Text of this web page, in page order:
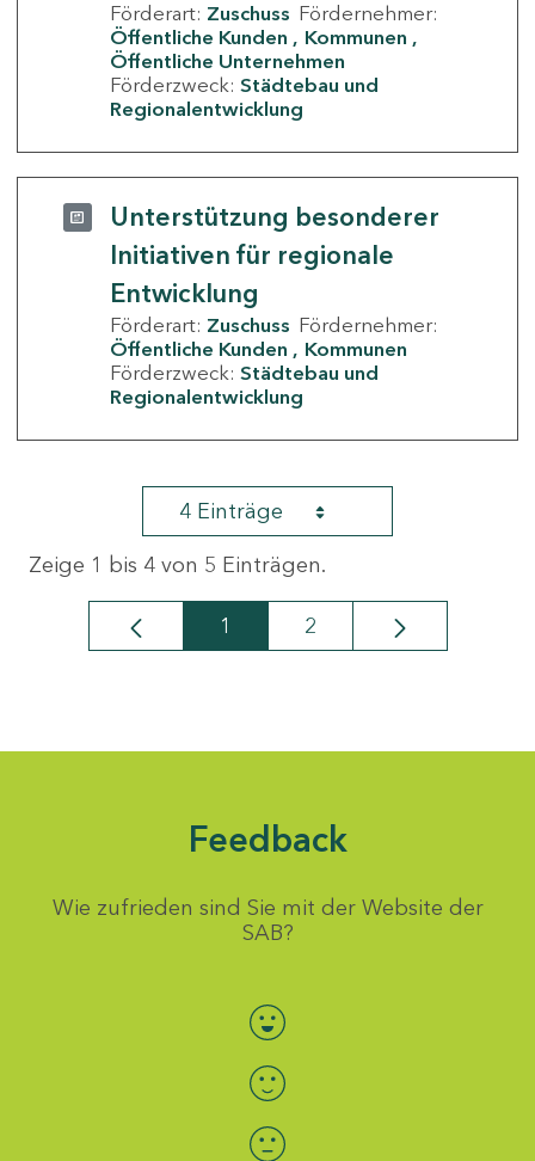
Förderart: Zuschuss Fördernehmer:
Öffentliche Kunden
Kommunen
Öffentliche Unternehmen
Förderzweck: Städtebau und
Regionalentwicklung
Unterstützung besonderer
Initiativen für regionale
Entwicklung
Förderart: Zuschuss Fördernehmer:
Öffentliche Kunden
Kommunen
Förderzweck: Städtebau und
Regionalentwicklung
4 Einträge
Zeige 1 bis 4 von 5 Einträgen.
Seite
1 Seite
2
Feedback
Wie zufrieden sind Sie mit der Website der
SAB?
Bewertung auswählen